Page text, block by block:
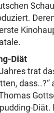
Diät
trat
Diät.